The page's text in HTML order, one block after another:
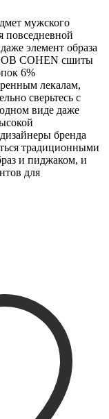
мужского
повседневной
элемент образа
COHEN сшиты
6%
лекалам,
сверьтесь с
виде даже
бренда
традиционными
и пиджаком, и
для